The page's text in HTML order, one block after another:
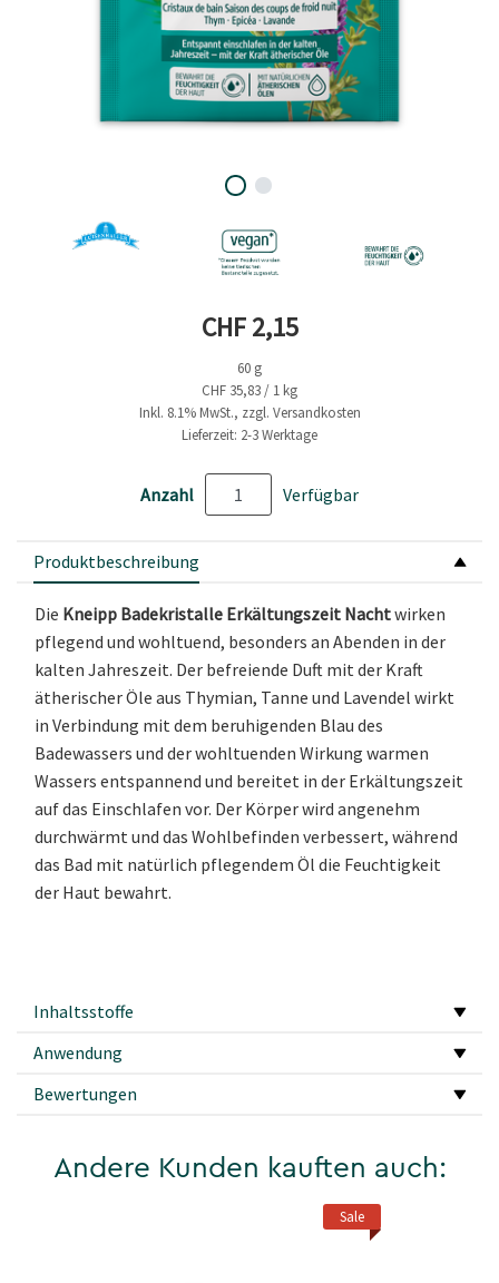
Aktueller Preis
CHF 2,15
60 g
CHF 35,83 / 1 kg
Inkl. 8.1% MwSt., zzgl. Versandkosten
Lieferzeit: 2-3 Werktage
Anzahl Verfügbar
Produktbeschreibung
Die Kneipp Badekristalle Erkältungszeit Nachtwirken
pflegend und wohltuend, besonders an Abenden in der
kalten Jahreszeit. Der befreiende Duft mit der Kraft
ätherischer Öle aus Thymian, Tanne und Lavendel wirkt
in Verbindung mit dem beruhigenden Blau des
Badewassers und der wohltuenden Wirkung warmen
Wassers entspannend und bereitet in der Erkältungszeit
auf das Einschlafen vor. Der Körper wird angenehm
durchwärmt und das Wohlbefinden verbessert, während
das Bad mit natürlich pflegendem Öl die Feuchtigkeit
der Haut bewahrt.
Inhaltsstoffe
Anwendung
Bewertungen
Andere Kunden kauften auch:
Sale